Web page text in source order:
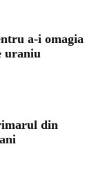
a-i omagia
uraniu
din